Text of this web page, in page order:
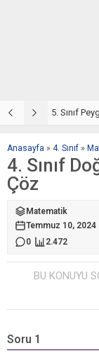
5. Sınıf
Anasayfa » 4. Sınıf »
4. Sınıf
Çöz
Matematik
Temmuz 10, 2024
0
2.472
BU KONUYU
Soru 1